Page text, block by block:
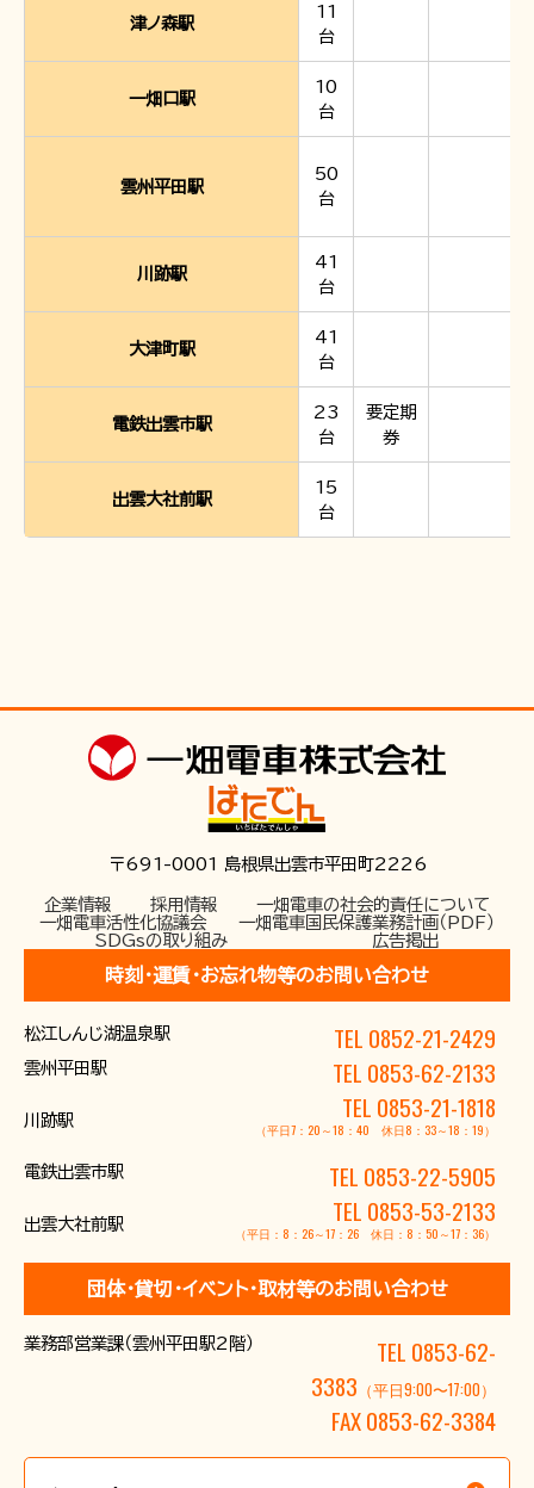
電鉄出雲市駅 TEL 0852-21-2429
営業部営業課（雲州平田駅2階） TEL 0853-62-3383
お問い合わせ
津ノ森駅
11
台
一畑口駅
10
台
雲州平田駅
50
台
川跡駅
41
台
大津町駅
41
台
電鉄出雲市駅
23
台
要定期
券
出雲大社前駅
15
台
〒691-0001 島根県出雲市平田町2226
企業情報 採用情報
一畑電車の社会的責任について
一畑電車活性化協議会
一畑電車国民保護業務計画（PDF）
SDGsの取り組み
広告掲出
時刻･運賃･お忘れ物等のお問い合わせ
松江しんじ湖温泉駅 TEL 0852-21-2429
雲州平田駅 TEL 0853-62-2133
川跡駅 TEL 0853-21-1818
（平日7：20～18：40 休日8：33～18：19）
電鉄出雲市駅 TEL 0853-22-5905
出雲大社前駅 TEL 0853-53-2133
（平日：8：26～17：26 休日：8：50～17：36）
団体･貸切･イベント･取材等のお問い合わせ
業務部営業課（雲州平田駅2階）
TEL 0853-62-
3383 （平日9:00〜17:00）
FAX 0853-62-3384